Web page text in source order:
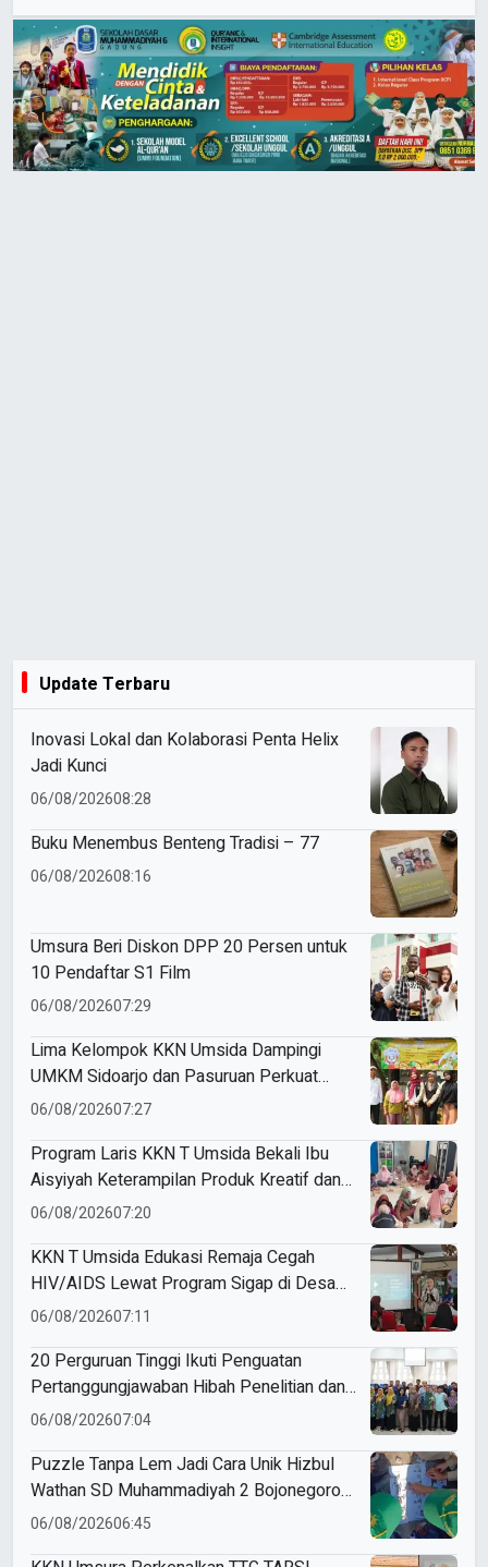
Update Terbaru
Inovasi Lokal dan Kolaborasi Penta Helix
Jadi Kunci
06/08/202608:28
Buku Menembus Benteng Tradisi – 77
06/08/202608:16
Umsura Beri Diskon DPP 20 Persen untuk
10 Pendaftar S1 Film
06/08/202607:29
Lima Kelompok KKN Umsida Dampingi
UMKM Sidoarjo dan Pasuruan Perkuat
Legalitas hingga Pemasaran Digital
06/08/202607:27
Program Laris KKN T Umsida Bekali Ibu
Aisyiyah Keterampilan Produk Kreatif dan
Pemasaran Berbasis AI
06/08/202607:20
KKN T Umsida Edukasi Remaja Cegah
HIV/AIDS Lewat Program Sigap di Desa
Wirobiting
06/08/202607:11
20 Perguruan Tinggi Ikuti Penguatan
Pertanggungjawaban Hibah Penelitian dan
Pengabdian di Umsida
06/08/202607:04
Puzzle Tanpa Lem Jadi Cara Unik Hizbul
Wathan SD Muhammadiyah 2 Bojonegoro
Latih Ketangguhan Siswa
06/08/202606:45